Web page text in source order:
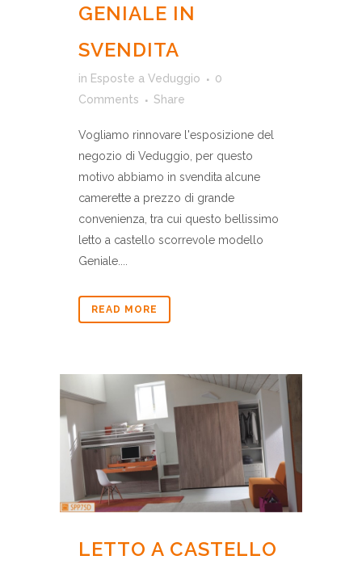
GENIALE IN
SVENDITA
in Esposte a Veduggio
0
Comments
Share
Vogliamo rinnovare l'esposizione del
negozio di Veduggio, per questo
motivo abbiamo in svendita alcune
camerette a prezzo di grande
convenienza, tra cui questo bellissimo
letto a castello scorrevole modello
Geniale....
READ MORE
LETTO A CASTELLO